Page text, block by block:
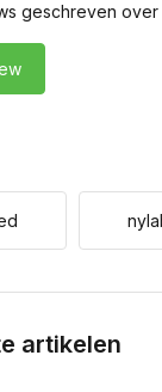
geschreven over
artikelen